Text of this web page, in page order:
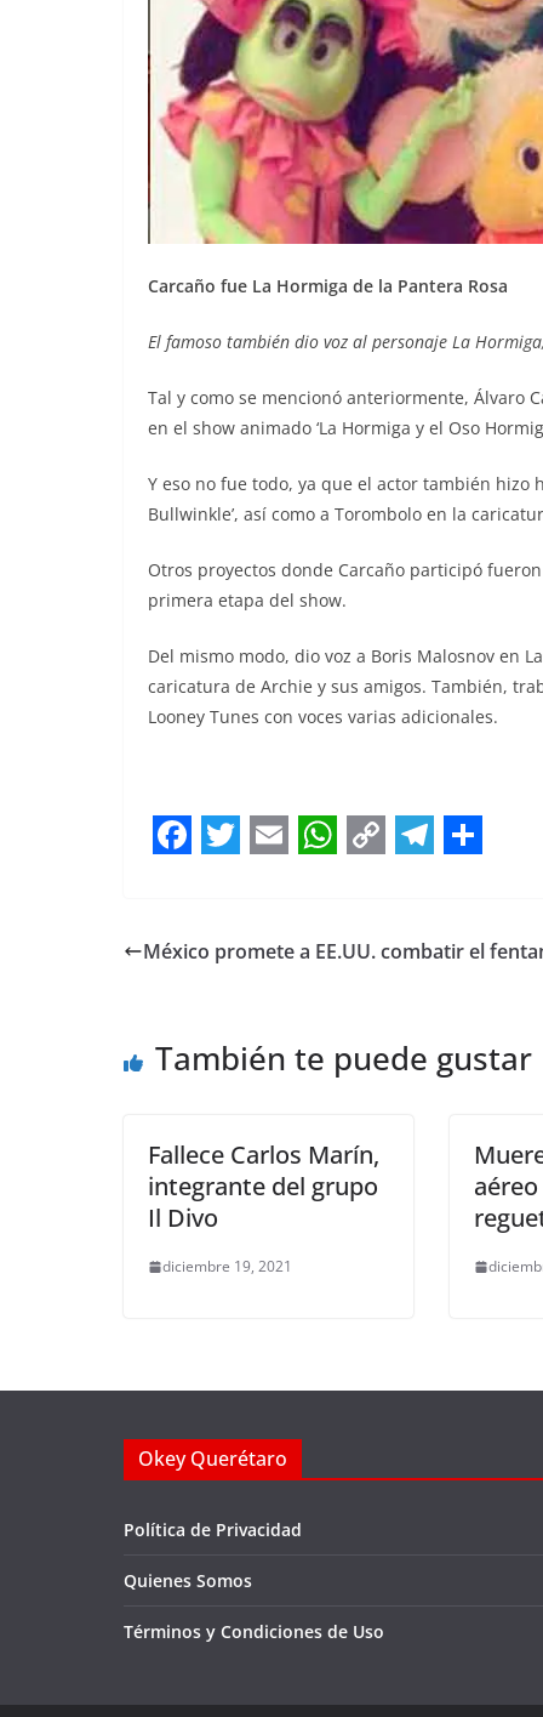
Carcaño fue La Hormiga de la Pantera Rosa
El famoso también dio voz al personaje La
Tal y como se mencionó anteriormente, Álvaro
en el show animado ‘La Hormiga y el Oso
Y eso no fue todo, ya que el actor también hizo
Bullwinkle’, así como a Torombolo en la
Otros proyectos donde Carcaño participó fueron
primera etapa del show.
Del mismo modo, dio voz a Boris Malosnov en
caricatura de Archie y sus amigos. También,
Looney Tunes con voces varias adicionales.
c
o
k
i
e
a a
A
p
p
i
k
l
r
a
México promete a EE.UU. combatir el
También te puede gustar
Fallece Carlos Marín,
integrante del grupo
Il Divo
diciembre 19, 2021
Okey Querétaro
Política de Privacidad
Quienes Somos
Términos y Condiciones de Uso